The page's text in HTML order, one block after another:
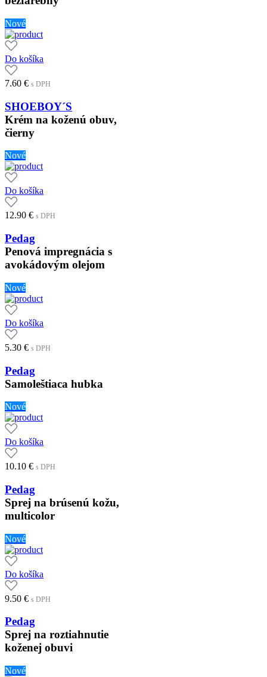
Nové
Do košíka
7.60 € s DPH
SHOEBOY´S
Krém na koženú obuv,
čierny
Nové
Do košíka
12.90 € s DPH
Pedag
Penová impregnácia s
avokádovým olejom
Nové
Do košíka
5.30 € s DPH
Pedag
Samoleštiaca hubka
Nové
Do košíka
10.10 € s DPH
Pedag
Sprej na brúsenú kožu,
multicolor
Nové
Do košíka
9.50 € s DPH
Pedag
Sprej na roztiahnutie
koženej obuvi
Nové